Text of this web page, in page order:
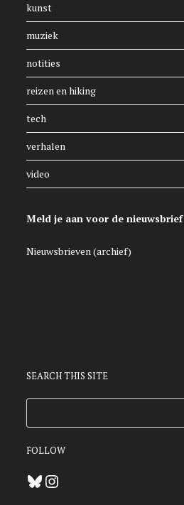
kunst
muziek
notities
reizen en hiking
tech
verhalen
video
Meld je aan voor de nieuwsbrief
Nieuwsbrieven (archief)
SEARCH THIS SITE
FOLLOW
BlueskyInstagram